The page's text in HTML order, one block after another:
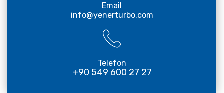
Email
info@yenerturbo.com
Telefon
+90 549 600 27 27